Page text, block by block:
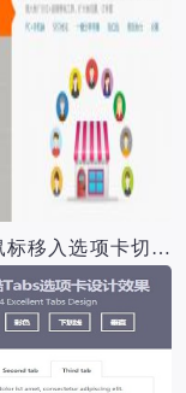
橙色的鼠标移入选项卡切换源码